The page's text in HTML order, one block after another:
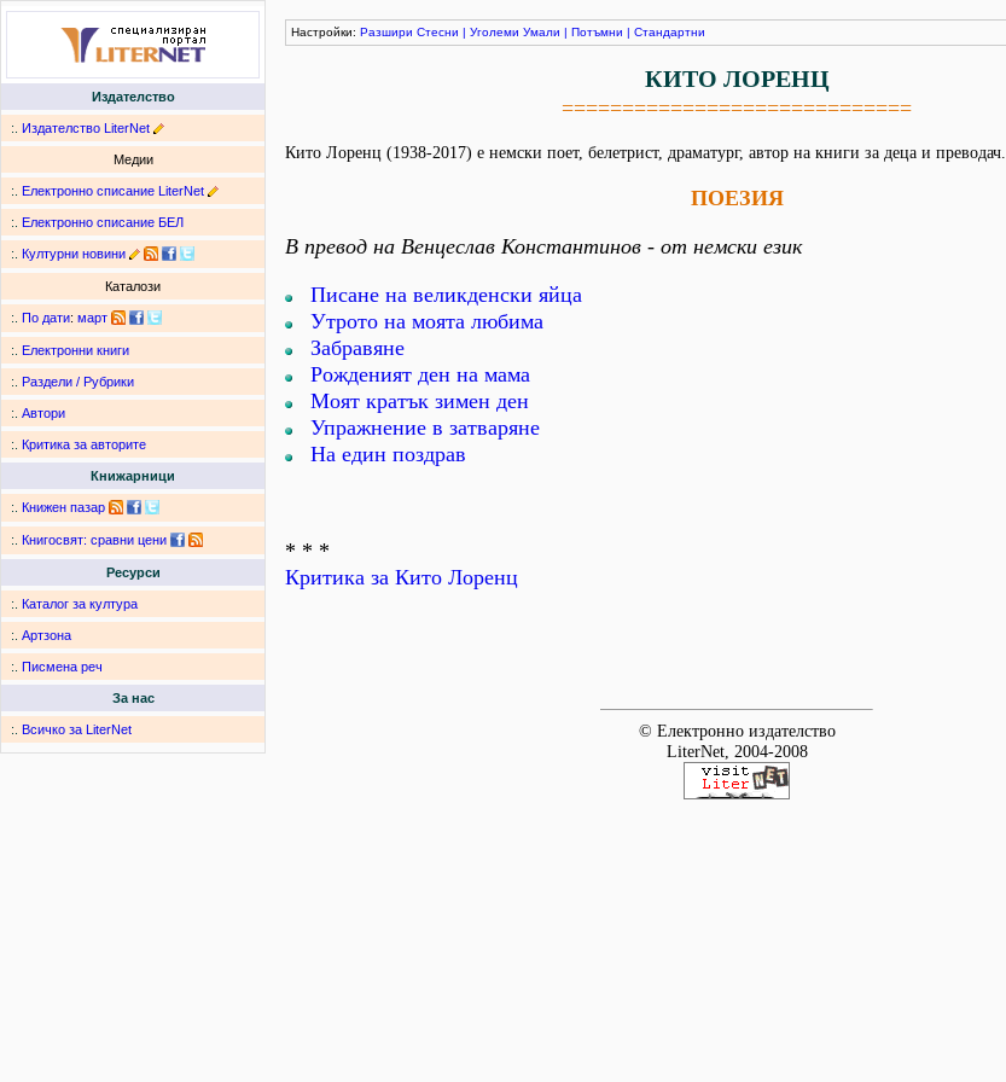
Издателство
:. Издателство LiterNet
Медии
:. Електронно списание LiterNet
:. Електронно списание БЕЛ
:. Културни новини
Каталози
:. По дати: март
:. Електронни книги
:. Раздели / Рубрики
:. Автори
:. Критика за авторите
Книжарници
:. Книжен пазар
:. Книгосвят: сравни цени
Ресурси
:. Каталог за култура
:. Артзона
:. Писмена реч
За нас
:. Всичко за LiterNet
Настройки: Разшири Стесни | Уголеми Умали | Потъмни | Стандартни
КИТО ЛОРЕНЦ
=============================
Кито Лоренц (1938-2017) е немски поет, белетрист, драматург, автор на книги за деца и преводач.
ПОЕЗИЯ
В превод на Венцеслав Константинов - от немски език
Писане на великденски яйца
Утрото на моята любима
Забравяне
Рожденият ден на мама
Моят кратък зимен ден
Упражнение в затваряне
На един поздрав
* * *
Критика за Кито Лоренц
© Електронно издателство
LiterNet, 2004-2008